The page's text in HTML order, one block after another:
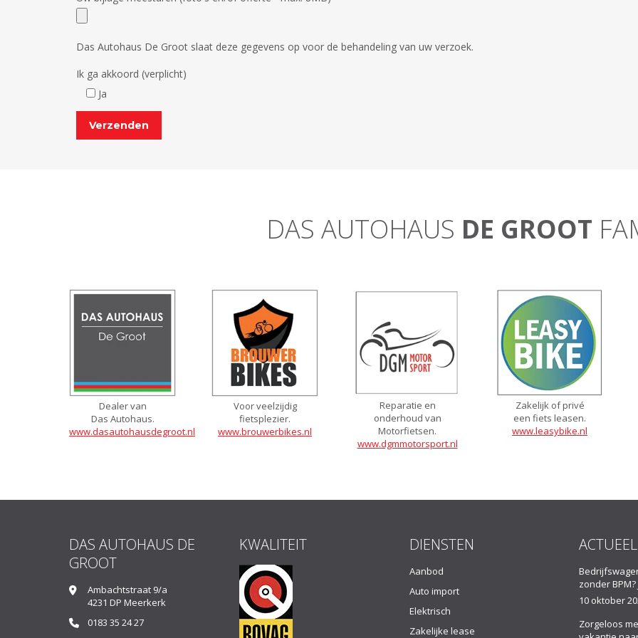
Das Autohaus De Groot slaat deze gegevens op voor de behandeling van uw verzoek.
Ik ga akkoord (verplicht)
Ja
DAS AUTOHAUS DE GROOT
Dealer van
Das Autohaus.
www.dasautohausdegroot.nl
Voor veelzijdig
fietsplezier.
www.brouwerbikes.nl
Reparatie en
onderhoud van
Motorfietsen.
www.dgmmotorsport.nl
Zakelijk of privé
een fiets leasen.
www.leasybike.nl
DAS AUTOHAUS DE
GROOT
Ambachtstraat 9/a
4231 DP Meerkerk
0183 35 24 27
KWALITEIT DIENSTEN
Aanbod
Auto import
Elektrisch
Zakelijke lease
ACTUEEL
zonder
10 oktober
Zorgeloos